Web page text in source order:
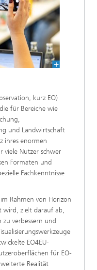
kurz EO)
für Bereiche wie
und Landwirtschaft
ihres enormen
viele Nutzer schwer
Formaten und
Fachkenntnisse
Rahmen von Horizon
wird, zielt darauf ab,
verbessern und
EO4EU-
für EO-
Realität